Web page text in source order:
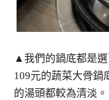
▲我們的鍋底都是
109元的蔬菜大骨鍋
的湯頭都較為清淡。